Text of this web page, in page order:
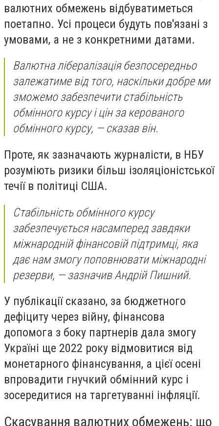
валютних обмежень відбуватиметься
поетапно. Усі процеси будуть пов'язані з
умовами, а не з конкретними датами.
Валютна лібералізація безпосередньо
залежатиме від того, наскільки добре ми
зможемо забезпечити стабільність
обмінного курсу і цін за керованого
обмінного курсу, — сказав він.
Проте, як зазначають журналісти, в НБУ
розуміють ризики більш ізоляціоністської
течії в політиці США.
Стабільність обмінного курсу
забезпечується насамперед завдяки
міжнародній фінансовій підтримці, яка
дає нам змогу поповнювати міжнародні
резерви, — зазначив Андрій Пишний.
У публікації сказано, за бюджетного
дефіциту через війну, фінансова
допомога з боку партнерів дала змогу
Україні ще 2022 року відмовитися від
монетарного фінансування, а цієї осені
впровадити гнучкий обмінний курс і
зосередитися на таргетуванні інфляції.
Скасування валютних обмежень: що